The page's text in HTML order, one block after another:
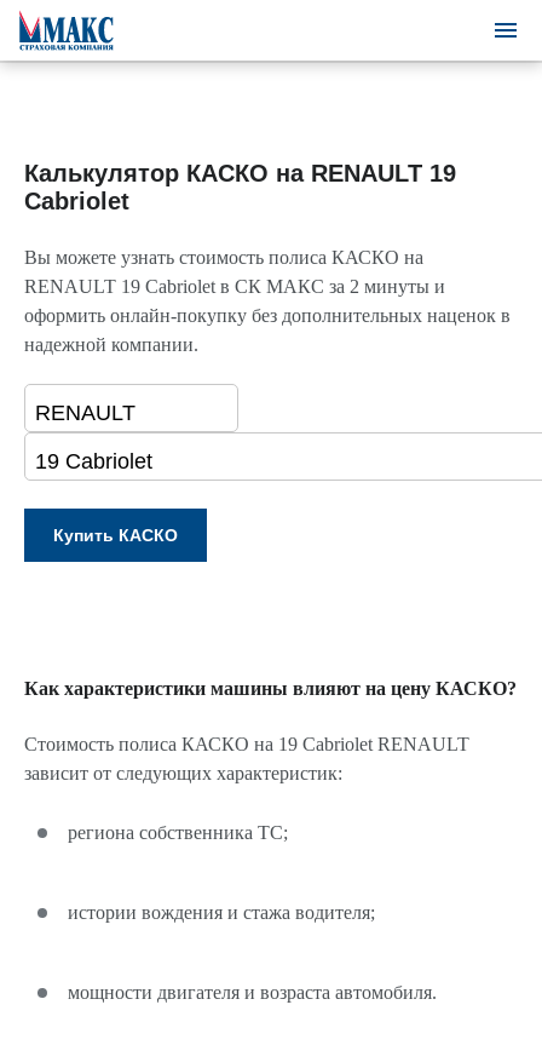
Калькулятор КАСКО на RENAULT 19
Cabriolet
Вы можете узнать стоимость полиса КАСКО на
RENAULT 19 Cabriolet в СК МАКС за 2 минуты и
оформить онлайн-покупку без дополнительных наценок в
надежной компании.
Как характеристики машины влияют на цену КАСКО?
Стоимость полиса КАСКО на 19 Cabriolet RENAULT
зависит от следующих характеристик:
региона собственника ТС;
истории вождения и стажа водителя;
мощности двигателя и возраста автомобиля.